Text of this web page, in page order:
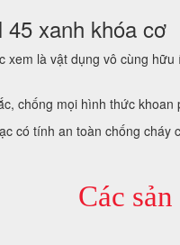
xanh khóa cơ
xem là vật dụng vô cùng
chống mọi hình thức
có tính an toàn chống cháy
Các